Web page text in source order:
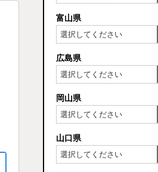
富山県
広島県
岡山県
山口県